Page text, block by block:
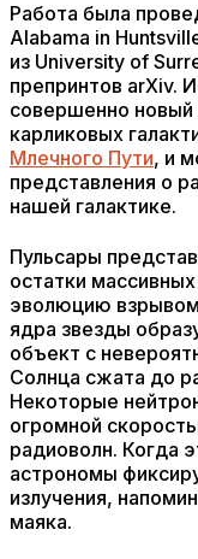
Работа была
Alabama in
из University of
препринтов arXiv.
совершенно
карликовых
Млечного Пути, и
представления о
нашей галактике.
Пульсары
остатки
эволюцию взрывом
ядра звезды
объект с
Солнца сжата до
Некоторые
огромной
радиоволн. Когда
астрономы
излучения,
маяка.